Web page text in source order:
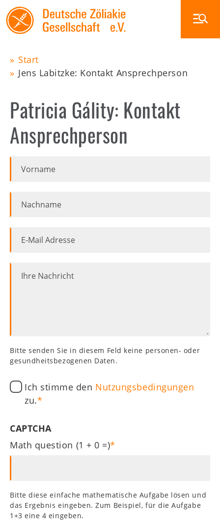
Skip
to
main
Main
navigation
Ernährung
Glutenfrei außer Haus
Veranstaltungen
Shop
Kids
Pfadnavigation
Start
Jens Labitzke: Kontakt Ansprechperson
Patricia Gálity: Kontakt
Ansprechperson
Nachname
Mail
Adresse
Nachricht
Bitte senden Sie in diesem Feld keine personen- oder
gesundheitsbezogenen Daten.
Ich stimme den Nutzungsbedingungen
zu.
CAPTCHA
Math question (1 + 0 =)
Bitte diese einfache mathematische Aufgabe lösen und
das Ergebnis eingeben. Zum Beispiel, für die Aufgabe
1+3 eine 4 eingeben.